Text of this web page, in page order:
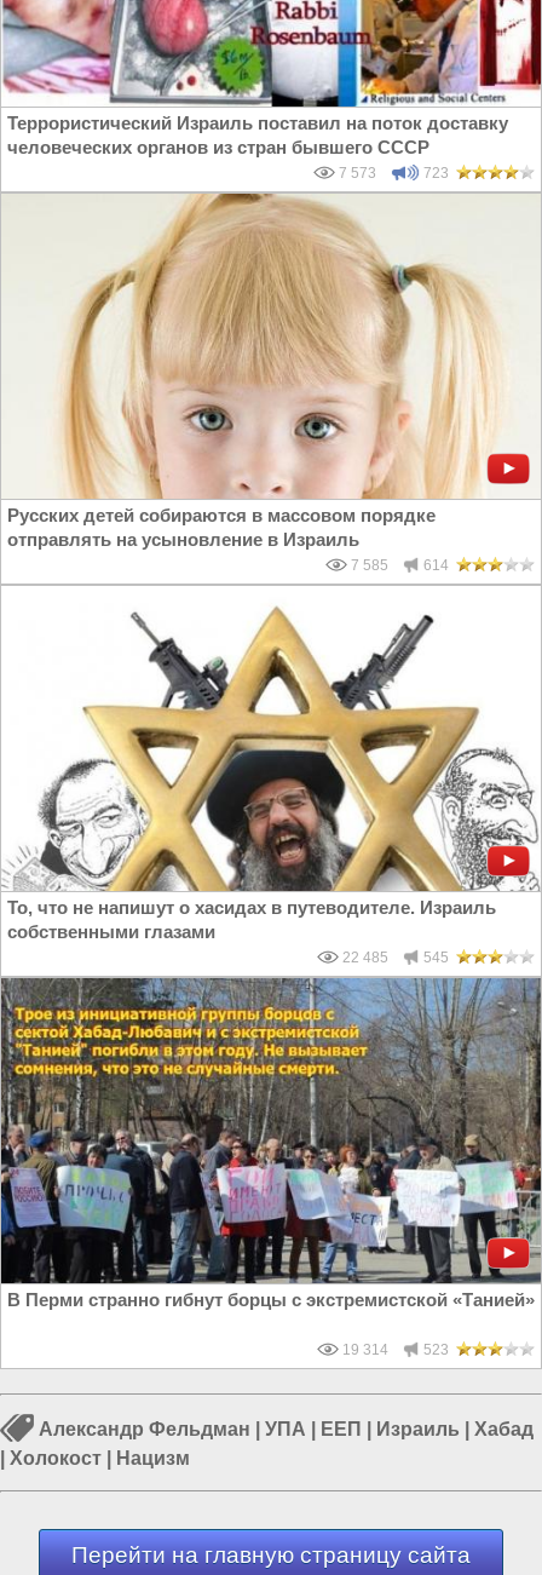
Террористический Израиль поставил на поток доставку
человеческих органов из стран бывшего СССР
7 573 723
Русских детей собираются в массовом порядке
отправлять на усыновление в Израиль
7 585 614
То, что не напишут о хасидах в путеводителе. Израиль
собственными глазами
22 485 545
В Перми странно гибнут борцы с экстремистской «Танией»
19 314 523
Александр Фельдман УПА ЕЕП Израиль
Хабад
Холокост Нацизм
Перейти на главную страницу сайта